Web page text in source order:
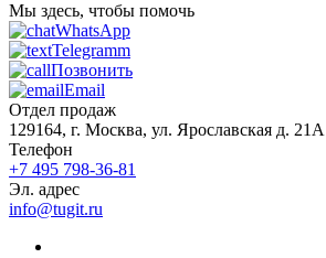
Мы здесь, чтобы помочь
WhatsApp
Telegramm
Позвонить
Email
Отдел продаж
129164, г. Москва, ул. Ярославская д. 21А
Телефон
+7 495 798-36-81
Эл. адрес
info@tugit.ru